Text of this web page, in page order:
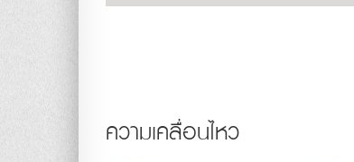
ความเคลื่อนไหว